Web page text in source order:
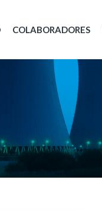
COLABORADORES